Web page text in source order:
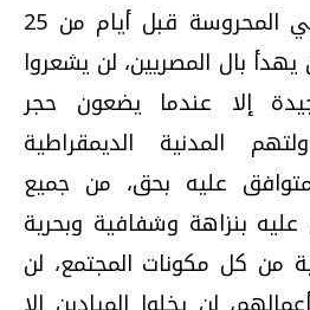
أي مراقب للأوضاع في المحروسة قبل أيام من 25
بال المصريين، لن يشعروا
إلا عندما يضعون حجر
المدنية الديمقراطية
عليه بحق، من جميع
بنزاهة وشفافية وبحرية
من كل مكونات المجتمع، لن